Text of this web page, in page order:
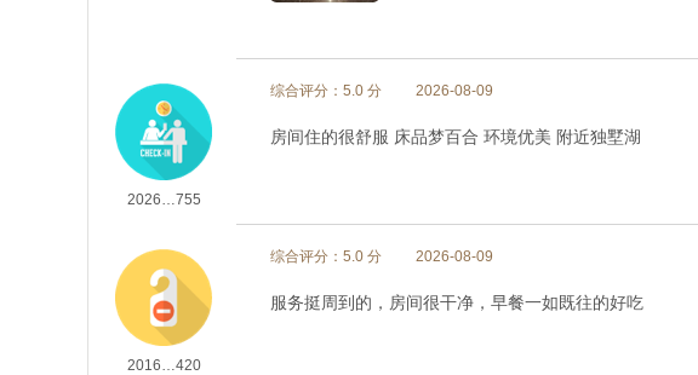
2026…755
综合评分：5.0 分 2026-08-09
房间住的很舒服 床品梦百合 环境优美 附近独墅湖
2016…420
综合评分：5.0 分 2026-08-09
服务挺周到的，房间很干净，早餐一如既往的好吃